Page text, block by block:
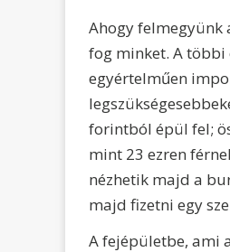
Ahogy felmegyünk
fog minket. A többi
egyértelműen
forintból épül fel;
mint 23 ezren
nézhetik majd a
majd fizetni egy
A fejépületbe, ami